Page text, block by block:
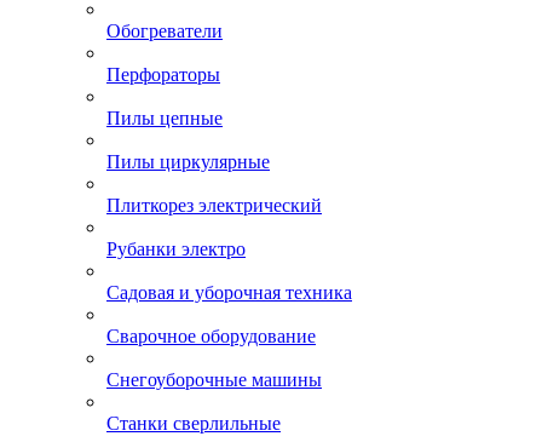
Обогреватели
Перфораторы
Пилы цепные
Пилы циркулярные
Плиткорез электрический
Рубанки электро
Садовая и уборочная техника
Сварочное оборудование
Снегоуборочные машины
Станки сверлильные